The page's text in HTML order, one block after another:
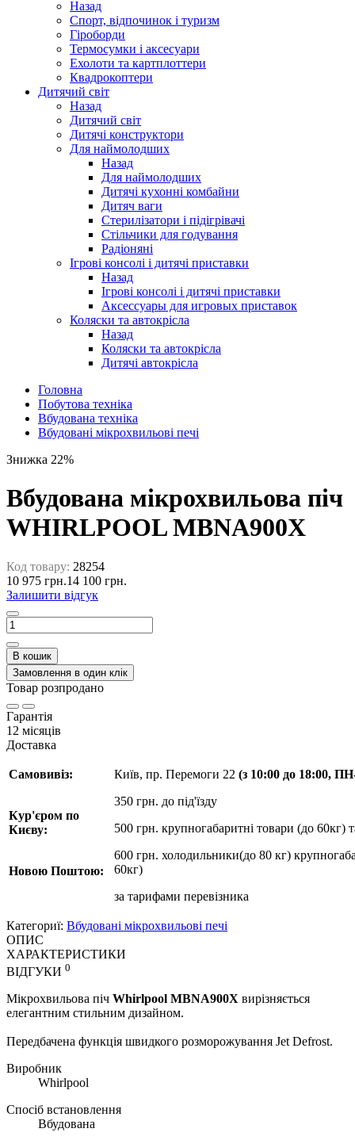
Назад
Спорт, відпочинок і туризм
Гіроборди
Термосумки і аксесуари
Ехолоти та картплоттери
Квадрокоптери
Дитячий світ
Назад
Дитячий світ
Дитячі конструктори
Для наймолодших
Назад
Для наймолодших
Дитячі кухонні комбайни
Дитяч ваги
Стерилізатори і підігрівачі
Стільчики для годування
Радіоняні
Ігрові консолі і дитячі приставки
Назад
Ігрові консолі і дитячі приставки
Аксессуары для игровых приставок
Коляски та автокрісла
Назад
Коляски та автокрісла
Дитячі автокрісла
Головна
Побутова техніка
Вбудована техніка
Вбудовані мікрохвильові печі
Знижка 22%
Вбудована мікрохвильова піч
WHIRLPOOL MBNA900X
Код товару: 28254
10 975 грн.14 100 грн.
Залишити відгук
В кошик
Замовлення в один клік
Товар розпродано
Гарантія
12 місяців
Доставка
Самовивіз:
Кур'єром по
Києву:
Новою Поштою:
Київ, пр. Перемоги 22 (з 10:00 до 18:00,
350 грн. до під'їзду
500 грн. крупногабаритні товари (до 60кг)
600 грн. холодильники(до 80 кг)
60кг)
за тарифами перевізника
Категориї: Вбудовані мікрохвильові печі
ОПИС
ХАРАКТЕРИСТИКИ
ВІДГУКИ 0
Мікрохвильова піч Whirlpool MBNA900X вирізняється
елегантним стильним дизайном.
Передбачена функція швидкого розморожування Jet Defrost.
Виробник
Whirlpool
Спосіб встановлення
Вбудована